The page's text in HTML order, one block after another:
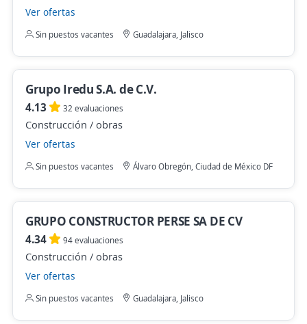
Ver ofertas
Sin puestos vacantes Guadalajara, Jalisco
Grupo Iredu S.A. de C.V.
4.13 32 evaluaciones
Construcción / obras
Ver ofertas
Sin puestos vacantes Álvaro Obregón, Ciudad de México DF
GRUPO CONSTRUCTOR PERSE SA DE CV
4.34 94 evaluaciones
Construcción / obras
Ver ofertas
Sin puestos vacantes Guadalajara, Jalisco